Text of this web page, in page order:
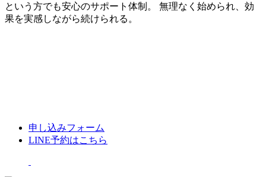
という方でも安心のサポート体制。 無理なく始められ、効
果を実感しながら続けられる。
申し込みフォーム
LINE予約はこちら